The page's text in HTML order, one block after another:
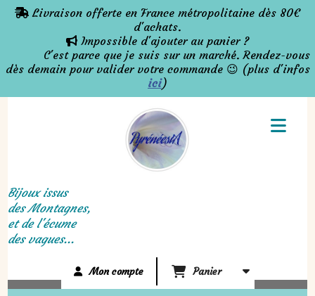
 Livraison offerte en France métropolitaine dès 80€
d'achats.
 Impossible d'ajouter au panier ?
C'est parce que je suis sur un marché. Rendez-vous
dès demain pour valider votre commande 😉 (plus d'infos
ici)
Bijoux issus
des Montagnes,
et de l'écume
des vagues...
Mon compte Panier
Panneau de gestion des cookies